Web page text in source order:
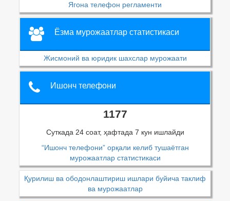
Ягона телефон регламенти
Ёзма мурожаатлар статистикаси
Жисмоний ва юридик шахслар мурожаати
Ишонч телефони
1177
Суткада 24 соат, ҳафтада 7 кун ишлайди
“Ишонч телефони” орқали келиб тушаётган
мурожаатлар статистикаси
Қурилиш ва ободонлаштириш ишлари буйича таклиф
ва мурожаатлар